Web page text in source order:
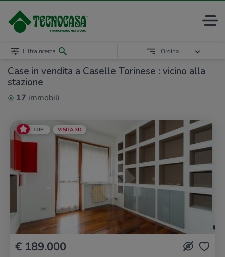
Case in vendita a Caselle Torinese : vicino alla
stazione
17 immobili
Filtra ricerca Ordina
TOP VISITA 3D
€ 189.000